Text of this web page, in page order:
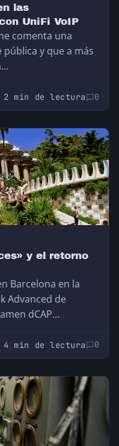
las
UniFi VoIP
comenta una
y que a más
2 min de lectura 0
y el retorno
Barcelona en la
Advanced de
dCAP…
4 min de lectura 0